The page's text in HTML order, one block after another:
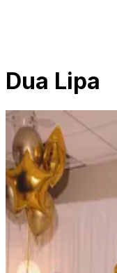
Dua Lipa